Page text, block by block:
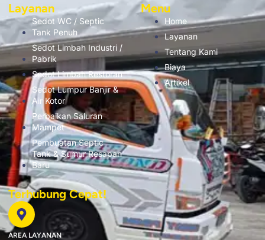
Layanan
Sedot WC / Septic
Tank Penuh
Sedot Limbah Industri /
Pabrik
Sedot Limbah Restoran
Sedot Lumpur Banjir &
Air Kotor
Perbaikan Saluran
Mampet
Pembuatan Septic
Tank & Sumur Resapan
Baru
Menu
Home
Layanan
Tentang Kami
Biaya
Artikel
Terhubung Cepat!
AREA LAYANAN